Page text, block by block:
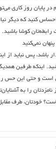
پایان روز کاری
کنید که دیگر
کوشا باشید.
باشد، پس نباید از
اینکه طرفین
است و حتی این حس
را به
خودتان، طرف مقابل